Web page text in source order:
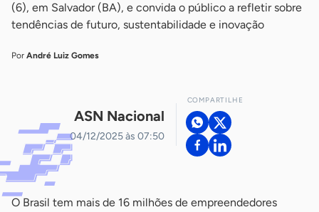
(6), em Salvador (BA), e convida o público a refletir sobre
tendências de futuro, sustentabilidade e inovação
Por André Luiz Gomes
ASN Nacional
04/12/2025 às 07:50
COMPARTILHE
O Brasil tem mais de 16 milhões de empreendedores